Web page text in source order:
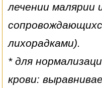
лечении малярии
лихорадками).
* для
крови: